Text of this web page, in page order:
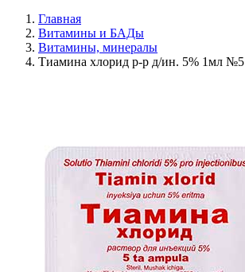
Главная
Витамины и БАДы
Витамины, минералы
Тиамина хлорид р-р д/ин. 5% 1мл №5